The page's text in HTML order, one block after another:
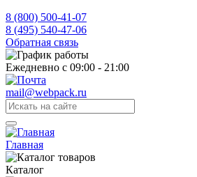
8 (800) 500-41-07
8 (495) 540-47-06
Обратная связь
Ежедневно с 09:00 - 21:00
mail@webpack.ru
Главная
Каталог